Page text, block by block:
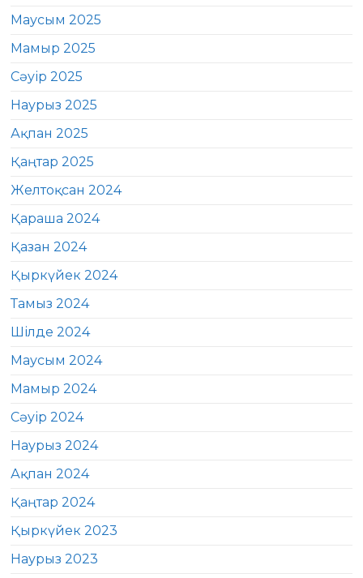
Маусым 2025
Мамыр 2025
Сәуір 2025
Наурыз 2025
Ақпан 2025
Қаңтар 2025
Желтоқсан 2024
Қараша 2024
Қазан 2024
Қыркүйек 2024
Тамыз 2024
Шілде 2024
Маусым 2024
Мамыр 2024
Сәуір 2024
Наурыз 2024
Ақпан 2024
Қаңтар 2024
Қыркүйек 2023
Наурыз 2023